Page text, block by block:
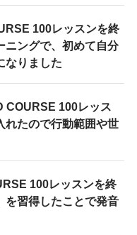
100レッスンを終
ニングで、初めて自分
なりました
100レッス
れたので行動範囲や世
100レッスンを終
を習得したことで発音